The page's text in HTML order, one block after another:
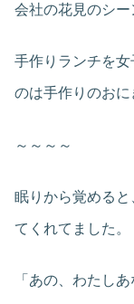
会社の花見のシー
手作りランチを
のは手作りのお
～～～～
眠りから覚める
てくれてました。
「あの、わたし